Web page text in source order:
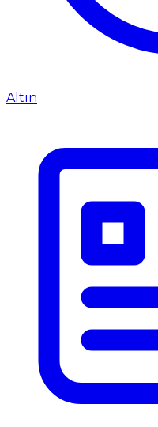
Altın